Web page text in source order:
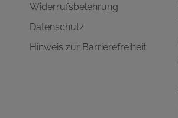
Widerrufsbelehrung
Datenschutz
Hinweis zur Barrierefreiheit